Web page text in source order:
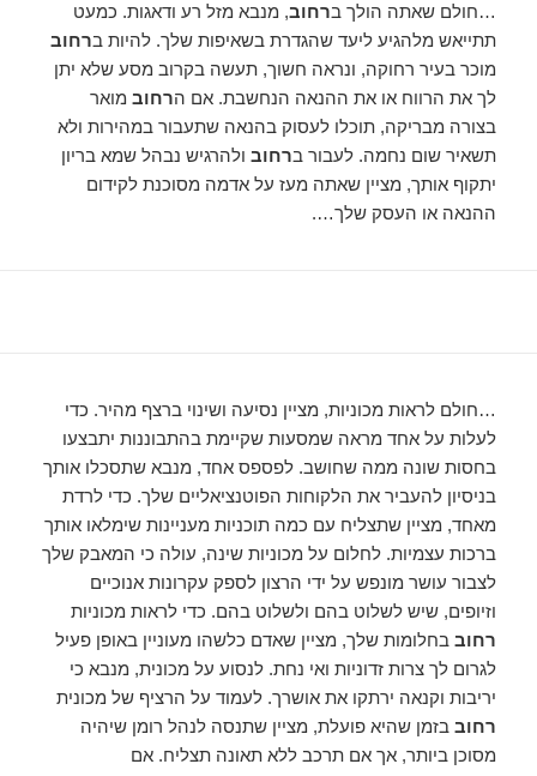
…חולם שאתה הולך ברחוב, מנבא מזל רע ודאגות. כמעט
תתייאש מלהגיע ליעד שהגדרת בשאיפות שלך. להיות ברחוב
מוכר בעיר רחוקה, ונראה חשוך, תעשה בקרוב מסע שלא יתן
לך את הרווח או את ההנאה הנחשבת. אם הרחוב מואר
בצורה מבריקה, תוכלו לעסוק בהנאה שתעבור במהירות ולא
תשאיר שום נחמה. לעבור ברחוב ולהרגיש נבהל שמא בריון
יתקוף אותך, מציין שאתה מעז על אדמה מסוכנת לקידום
ההנאה או העסק שלך….
…חולם לראות מכוניות, מציין נסיעה ושינוי ברצף מהיר. כדי
לעלות על אחד מראה שמסעות שקיימת בהתבוננות יתבצעו
בחסות שונה ממה שחושב. לפספס אחד, מנבא שתסכלו אותך
בניסיון להעביר את הלקוחות הפוטנציאליים שלך. כדי לרדת
מאחד, מציין שתצליח עם כמה תוכניות מעניינות שימלאו אותך
ברכות עצמיות. לחלום על מכוניות שינה, עולה כי המאבק שלך
לצבור עושר מונפש על ידי הרצון לספק עקרונות אנוכיים
וזיופים, שיש לשלוט בהם ולשלוט בהם. כדי לראות מכוניות
רחוב בחלומות שלך, מציין שאדם כלשהו מעוניין באופן פעיל
לגרום לך צרות זדוניות ואי נחת. לנסוע על מכונית, מנבא כי
יריבות וקנאה ירתקו את אושרך. לעמוד על הרציף של מכונית
רחוב בזמן שהיא פועלת, מציין שתנסה לנהל רומן שיהיה
מסוכן ביותר, אך אם תרכב ללא תאונה תצליח. אם